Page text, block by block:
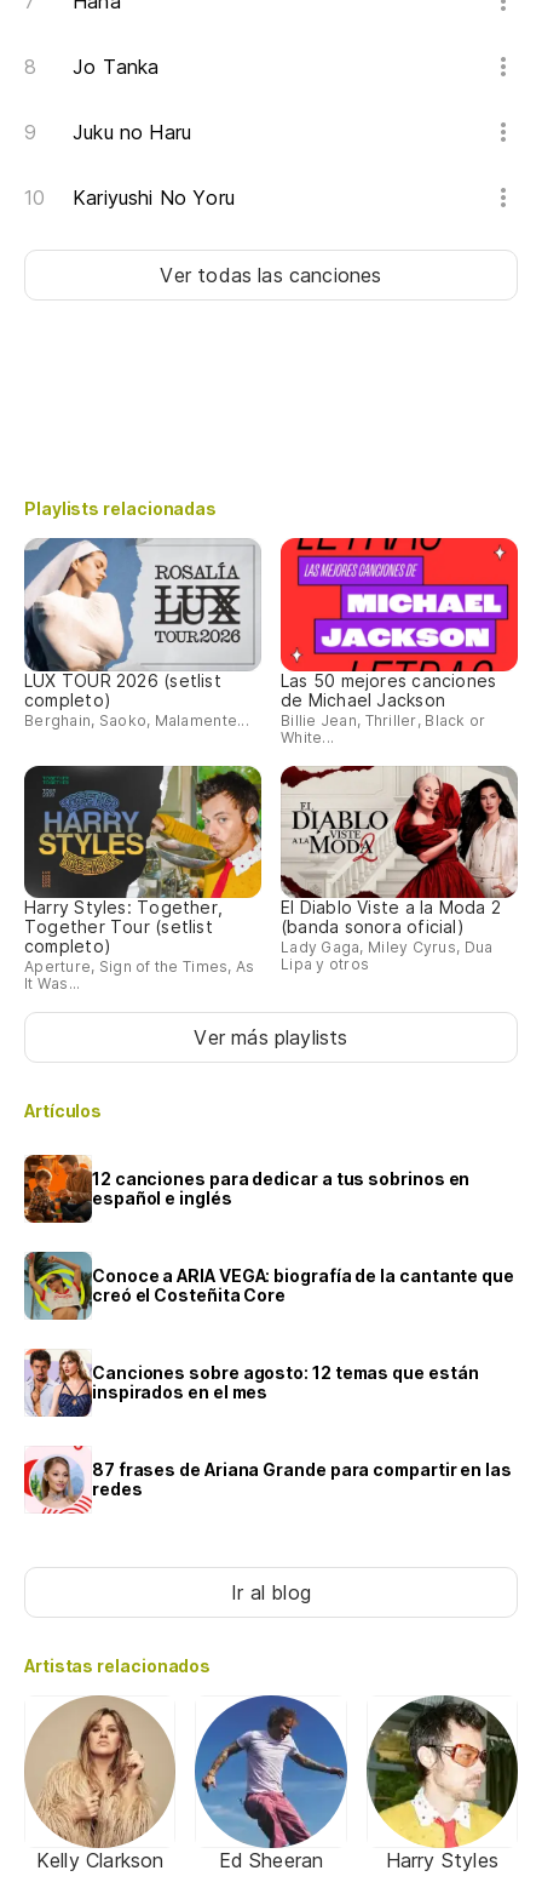
Jo Tanka
Juku no Haru
Kariyushi No Yoru
Ver todas las canciones
Playlists relacionadas
LUX TOUR 2026 (setlist
completo)
Berghain, Saoko, Malamente...
Las 50 mejores canciones
de Michael Jackson
Billie Jean, Thriller, Black or
White...
Harry Styles: Together,
Together Tour (setlist
completo)
Aperture, Sign of the Times, As
It Was...
El Diablo Viste a la Moda 2
(banda sonora oficial)
Lady Gaga, Miley Cyrus, Dua
Lipa y otros
Ver más playlists
Artículos
12 canciones para dedicar a tus sobrinos en
español e inglés
Conoce a ARIA VEGA: biografía de la cantante que
creó el Costeñita Core
Canciones sobre agosto: 12 temas que están
inspirados en el mes
87 frases de Ariana Grande para compartir en las
redes
Ir al blog
Artistas relacionados
Kelly Clarkson Ed Sheeran Harry Styles